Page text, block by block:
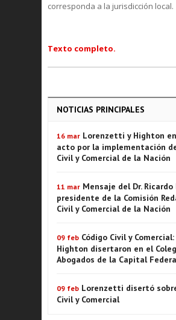
corresponda a la jurisdicción local.
Texto completo.
NOTICIAS PRINCIPALES
16 mar Lorenzetti y Highton
acto por la implementación
Civil y Comercial de la Nación
11 mar Mensaje del Dr.
presidente de la Comisión
Civil y Comercial de la Nación
09 feb Código Civil y
Highton disertaron en el
Abogados de la Capital
09 feb Lorenzetti disertó
Civil y Comercial